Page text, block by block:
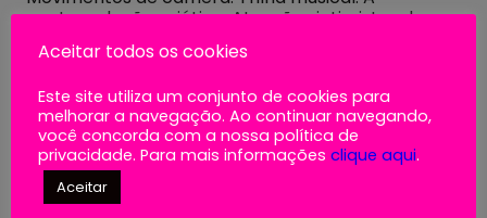
contemplação asiática. Atuações intimistas do
cinema de Hong Kong.
Aula 5 | Glauber Rocha e Rogério Sganzerla
maior movimento cinematográfico do hemisfério
sul. O legado do movimento no cinema brasileiro. A
chegada da censura e a proposta antropofágica
do cinema marginal.
Aula 6 | David Lynch e Yorgos Lanthimos
O contexto do cinema noir e do surrealismo. O
Aceitar todos os cookies
Este site utiliza um conjunto de cookies para
melhorar a navegação. Ao continuar navegando,
você concorda com a nossa política de
privacidade. Para mais informações clique aqui.
Aceitar